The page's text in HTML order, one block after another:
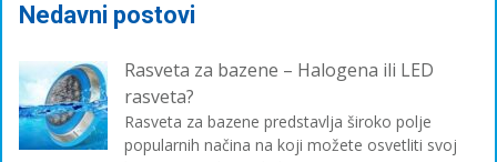
Nedavni postovi
Rasveta za bazene – Halogena ili LED
rasveta?
Rasveta za bazene predstavlja široko polje
popularnih načina na koji možete osvetliti svoj